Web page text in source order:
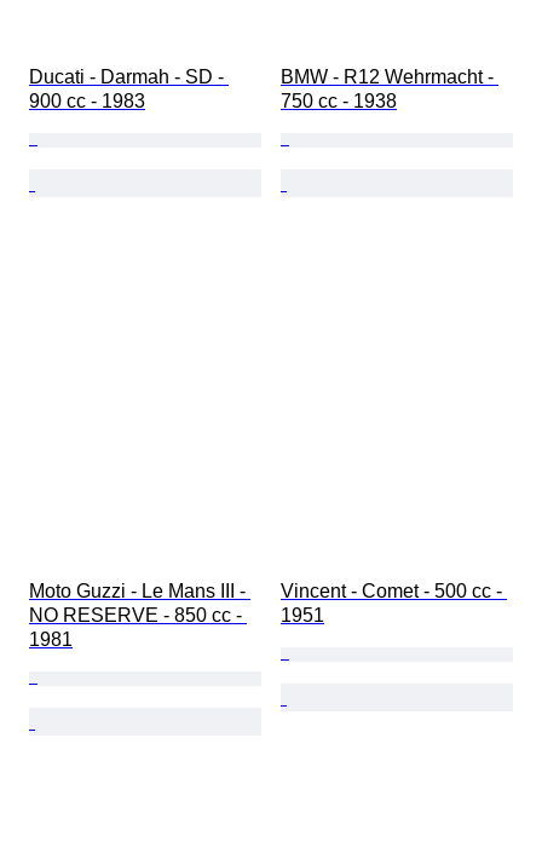
Ducati - Darmah - SD -
900 cc - 1983
BMW - R12 Wehrmacht -
750 cc - 1938
Moto Guzzi - Le Mans III -
NO RESERVE - 850 cc -
1981
Vincent - Comet - 500 cc -
1951